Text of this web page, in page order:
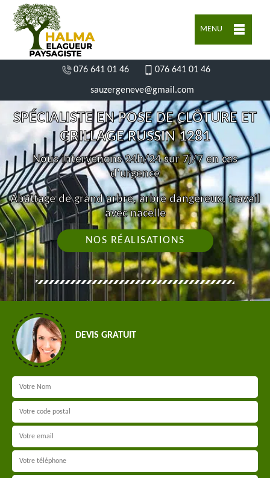
MENU
076 641 01 46 076 641 01 46
sauzergeneve@gmail.com
SPÉCIALISTE EN POSE DE CLÔTURE ET
GRILLAGE RUSSIN 1281
Nous intervenons 24h/24 sur 7j/7 en cas
d'urgence
Abattage de grand arbre, arbre dangereux, travail
avec nacelle
NOS RÉALISATIONS
DEVIS GRATUIT